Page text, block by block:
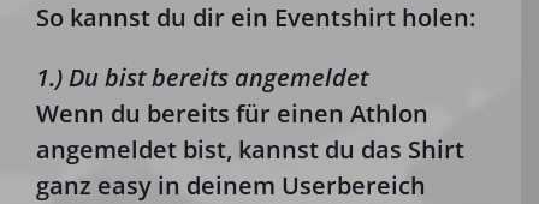
So kannst du dir ein Eventshirt holen:
1.) Du bist bereits angemeldet
Wenn du bereits für einen Athlon
angemeldet bist, kannst du das Shirt
ganz easy in deinem Userbereich